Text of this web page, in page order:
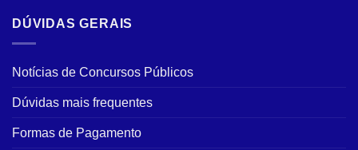
DÚVIDAS GERAIS
Notícias de Concursos Públicos
Dúvidas mais frequentes
Formas de Pagamento